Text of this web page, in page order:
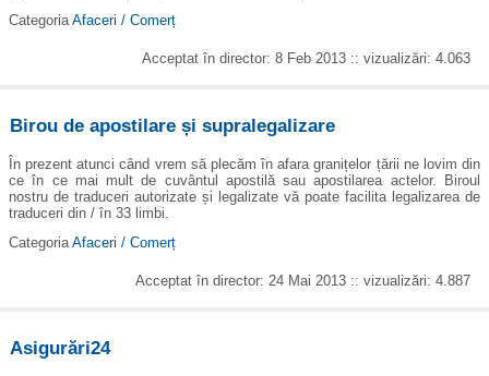
Categoria Afaceri / Comerț
Acceptat în director: 8 Feb 2013 :: vizualizări: 4.063
Birou de apostilare și supralegalizare
În prezent atunci când vrem să plecăm în afara granițelor țării ne lovim din
ce în ce mai mult de cuvântul apostilă sau apostilarea actelor. Biroul
nostru de traduceri autorizate și legalizate vă poate facilita legalizarea de
traduceri din / în 33 limbi.
Categoria Afaceri / Comerț
Acceptat în director: 24 Mai 2013 :: vizualizări: 4.887
Asigurări24